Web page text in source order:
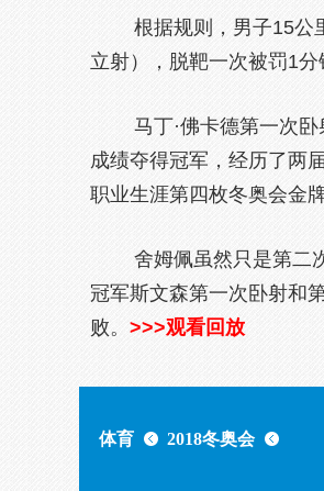
根据规则，男子15公里
立射），脱靶一次被罚1分
马丁·佛卡德第一次卧
成绩夺得冠军，经历了两
职业生涯第四枚冬奥会金牌
舍姆佩虽然只是第二次
冠军斯文森第一次卧射和
败。 >>>观看回放
体育 2018冬奥会